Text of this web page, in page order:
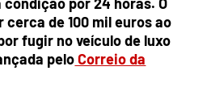
de 100 mil euros ao
fugir no veículo de luxo
peloCorreio da